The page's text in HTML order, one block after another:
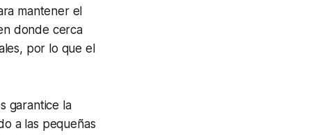
mantener el
donde cerca
por lo que el
garantice la
a las pequeñas